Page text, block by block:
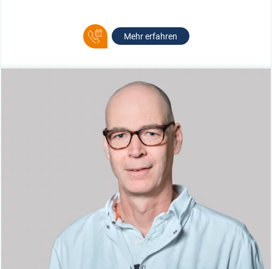
Mehr erfahren